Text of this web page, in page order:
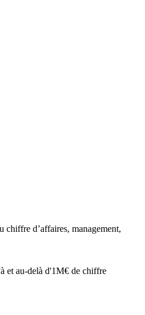
chiffre d’affaires, management,
et au-delà d'1M€ de chiffre